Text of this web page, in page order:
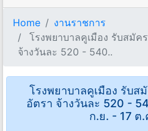
Home
งานราชการ
โรงพยาบาลคูเมือง รับสมัค
จ้างวันละ 520 - 540..
โรงพยาบาลคูเมือง รับส
อัตรา จ้างวันละ 520 -
ก.ย. - 17 ต